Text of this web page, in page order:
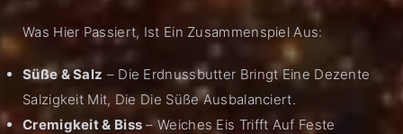
Was Hier Passiert, Ist Ein Zusammenspiel Aus:
Süße & Salz – Die Erdnussbutter Bringt Eine Dezente
Salzigkeit Mit, Die Die Süße Ausbalanciert.
Cremigkeit & Biss – Weiches Eis Trifft Auf Feste